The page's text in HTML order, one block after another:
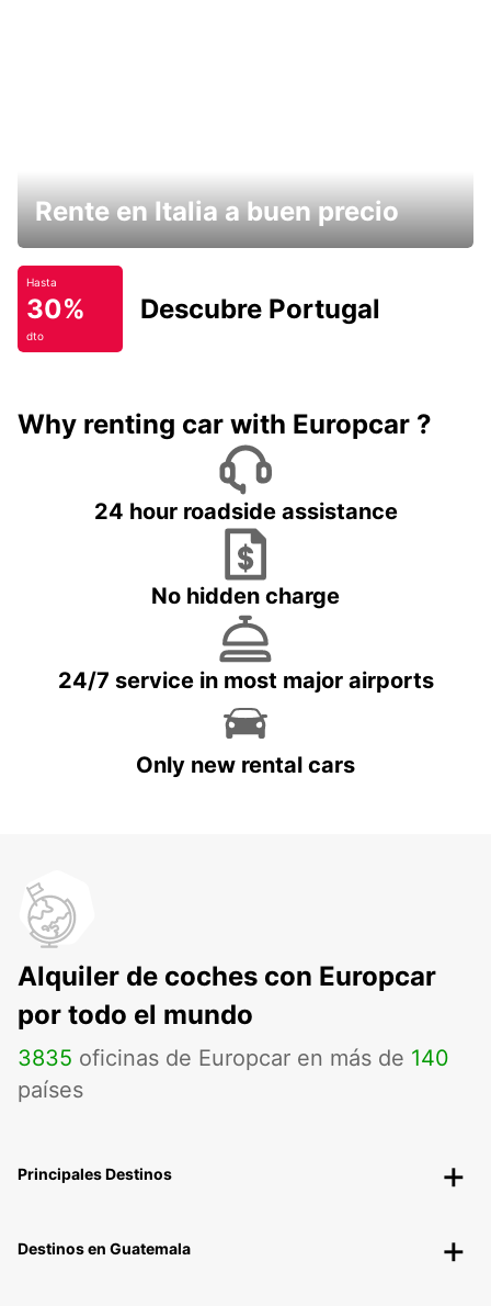
Rente en Italia a buen precio
Hasta
30%
dto
Descubre Portugal
Why renting car with Europcar ?
24 hour roadside assistance
No hidden charge
24/7 service in most major airports
Only new rental cars
Alquiler de coches con Europcar
por todo el mundo
3835 oficinas de Europcar en más de 140
países
Principales Destinos
Destinos en Guatemala